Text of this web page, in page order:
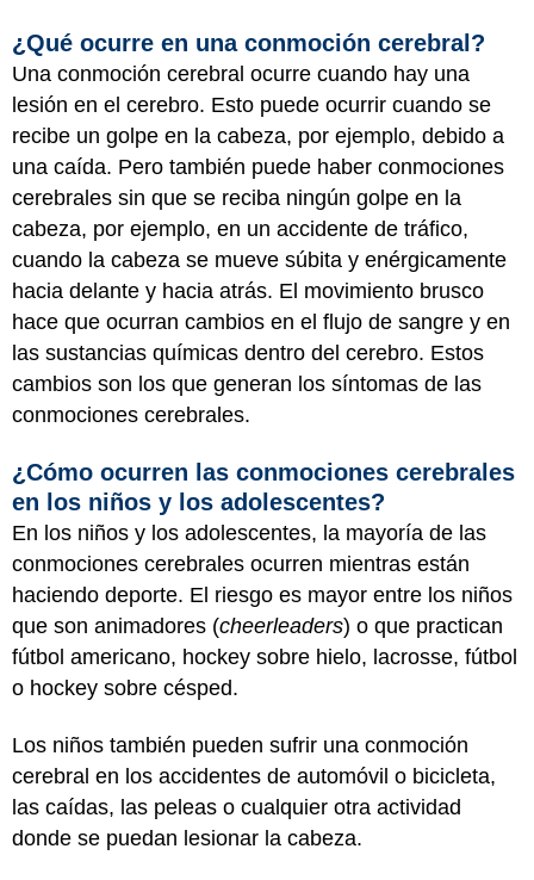
¿Qué ocurre en una conmoción cerebral?
Una conmoción cerebral ocurre cuando hay una
lesión en el cerebro. Esto puede ocurrir cuando se
recibe un golpe en la cabeza, por ejemplo, debido a
una caída. Pero también puede haber conmociones
cerebrales sin que se reciba ningún golpe en la
cabeza, por ejemplo, en un accidente de tráfico,
cuando la cabeza se mueve súbita y enérgicamente
hacia delante y hacia atrás. El movimiento brusco
hace que ocurran cambios en el flujo de sangre y en
las sustancias químicas dentro del cerebro. Estos
cambios son los que generan los síntomas de las
conmociones cerebrales.
¿Cómo ocurren las conmociones cerebrales
en los niños y los adolescentes?
En los niños y los adolescentes, la mayoría de las
conmociones cerebrales ocurren mientras están
haciendo deporte. El riesgo es mayor entre los niños
que son animadores (cheerleaders) o que practican
fútbol americano, hockey sobre hielo, lacrosse, fútbol
o hockey sobre césped.
Los niños también pueden sufrir una conmoción
cerebral en los accidentes de automóvil o bicicleta,
las caídas, las peleas o cualquier otra actividad
donde se puedan lesionar la cabeza.